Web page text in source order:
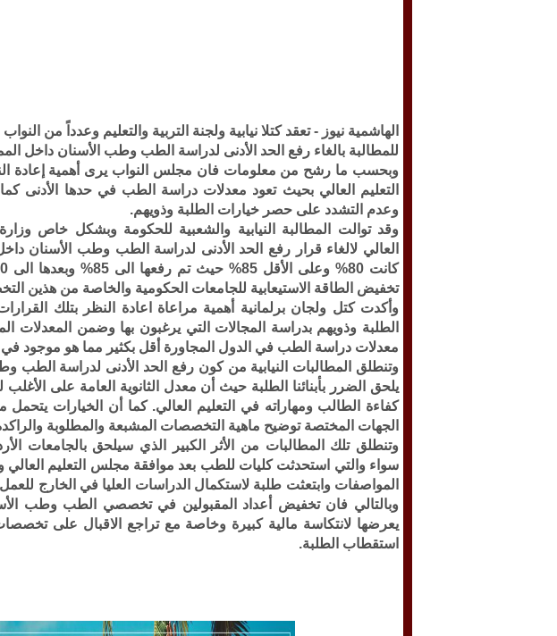
الهاشمية نيوز -تعقد كتلا نيابية ولجنة التربية والتعليم وعدداً من
للمطالبة بالغاء رفع الحد الأدنى لدراسة الطب وطب الأسنان داخل
وبحسب ما رشح من معلومات فان مجلس النواب يرى أهمية إعادة
التعليم العالي بحيث تعود معدلات دراسة الطب في حدها الأدنى
وعدم التشدد على حصر خيارات الطلبة وذويهم.
وقد توالت المطالبة النيابية والشعبية للحكومة وبشكل خاص
العالي لالغاء قرار رفع الحد الأدنى لدراسة الطب وطب الأسنان
تخفيض الطاقة الاستيعابية للجامعات الحكومية والخاصة من هذين
وأكدت كتل ولجان برلمانية أهمية مراعاة اعادة النظر بتلك
الطلبة وذويهم بدراسة المجالات التي يرغبون بها وضمن المعدلات
معدلات دراسة الطب في الدول المجاورة أقل بكثير مما هو موجود في
وتنطلق المطالبات النيابية من كون رفع الحد الأدنى لدراسة الطب
يلحق الضرر بأبنائنا الطلبة حيث أن معدل الثانوية العامة على
كفاءة الطالب ومهاراته في التعليم العالي. كما أن الخيارات
الجهات المختصة توضيح ماهية التخصصات المشبعة والمطلوبة
وتنطلق تلك المطالبات من الأثر الكبير الذي سيلحق بالجامعات
سواء والتي استحدثت كليات للطب بعد موافقة مجلس التعليم
المواصفات وابتعثت طلبة لاستكمال الدراسات العليا في الخارج
وبالتالي فان تخفيض أعداد المقبولين في تخصصي الطب وطب
يعرضها لانتكاسة مالية كبيرة وخاصة مع تراجع الاقبال على
استقطاب الطلبة.